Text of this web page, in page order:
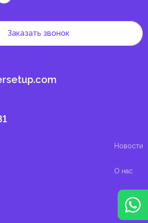
Заказать звонок
Новости
О нас